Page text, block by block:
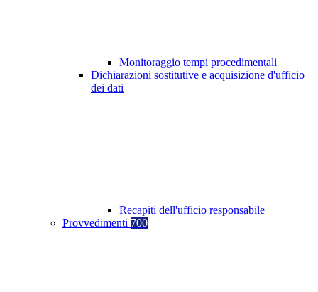
Monitoraggio tempi procedimentali
Dichiarazioni sostitutive e acquisizione d'ufficio
dei dati
Recapiti dell'ufficio responsabile
Provvedimenti 700